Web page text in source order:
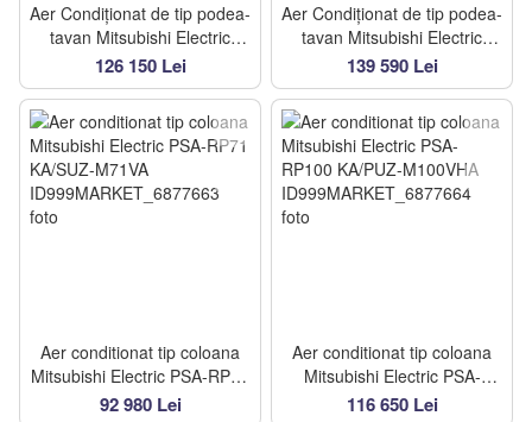
Aer Condiționat de tip podea-
tavan Mitsubishi Electric
PCA-M125KA-ER/PUZ-
KA125HA
126 150 Lei
Aer Condiționat de tip podea-
tavan Mitsubishi Electric
PCA-M140KA-ER/PUZ-
KA140HA
139 590 Lei
Aer conditionat tip coloana
Mitsubishi Electric PSA-RP71
KA/SUZ-M71VA
92 980 Lei
Aer conditionat tip coloana
Mitsubishi Electric PSA-
RP100 KA/PUZ-M100VHA
116 650 Lei